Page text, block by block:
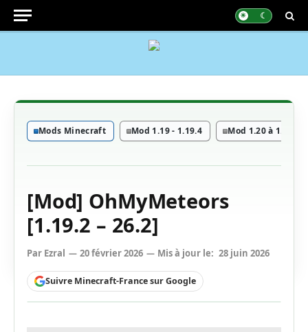
Mods Minecraft Mod 1.19 - 1.19.4 Mod 1.20 à 1.20.6
[Mod] OhMyMeteors
[1.19.2 – 26.2]
Par Ezral 20 février 2026 Mis à jour le: 28 juin 2026
Suivre Minecraft-France sur Google